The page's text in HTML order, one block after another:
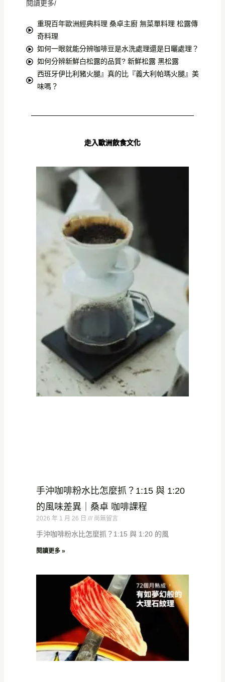
閱讀更多/
重現百年歐洲經典料理 桑卓主廚 無菜單料理 松露傳
奇料理
如何一眼就能分辨咖啡豆是水洗處理還是日曬處理？
如何分辨新鮮白松露的品質? 新鮮松露 黑松露
西班牙伊比利豬火腿』真的比『義大利帕瑪火腿』美
味嗎？
走入歐洲飲食文化
手沖咖啡粉水比怎麼抓？1:15 與 1:20
的風味差異｜桑卓 咖啡課程
2026 年 1 月 26 日 尚無留言
手沖咖啡粉水比怎麼抓？1:15 與 1:20 的風
閱讀更多 »